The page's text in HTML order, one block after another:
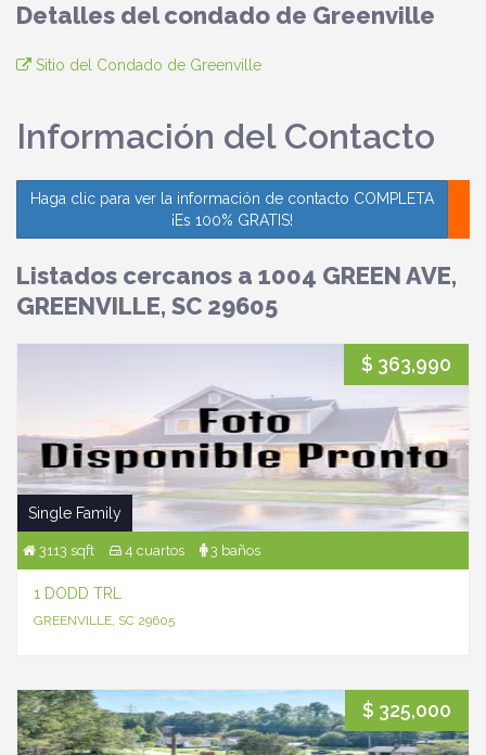
Detalles del condado de Greenville
Sitio del Condado de Greenville
Información del Contacto
Haga clic para ver la información de contacto COMPLETA
¡Es 100% GRATIS!
Listados cercanos a 1004 GREEN AVE,
GREENVILLE, SC 29605
$ 363,990
Single Family
3113 sqft 4 cuartos 3 baños
1 DODD TRL
GREENVILLE, SC 29605
$ 325,000